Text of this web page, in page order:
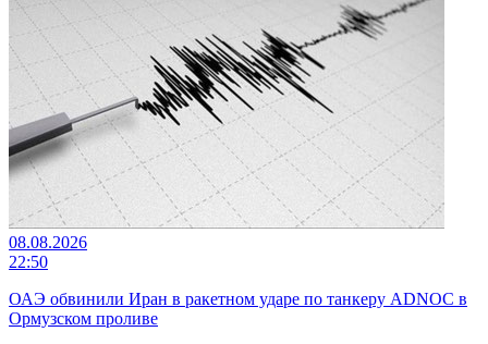
08.08.2026
22:50
ОАЭ обвинили Иран в ракетном ударе по танкеру ADNOC в
Ормузском проливе